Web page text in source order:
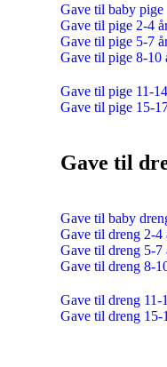
Gave til baby pige
Gave til pige 2-4
Gave til pige 5-7
Gave til pige 8-10
Gave til pige 11-
Gave til pige 15-
Gave til
Gave til baby
Gave til dreng 2-4
Gave til dreng 5-7
Gave til dreng 8-
Gave til dreng 11-
Gave til dreng 15-